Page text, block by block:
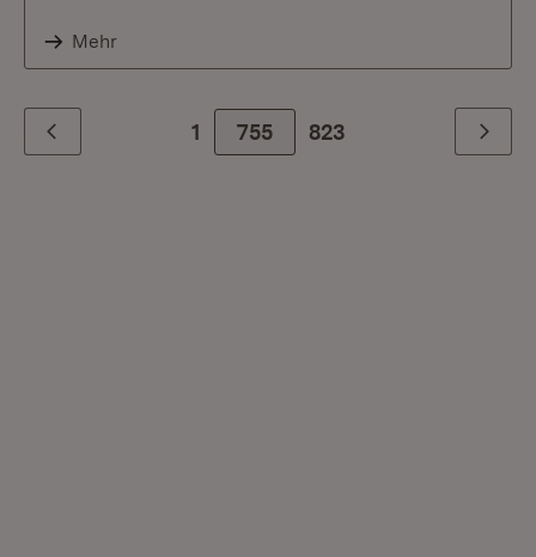
Mehr
Zurück 1 755 Zur letzte Seite
823 Weiter